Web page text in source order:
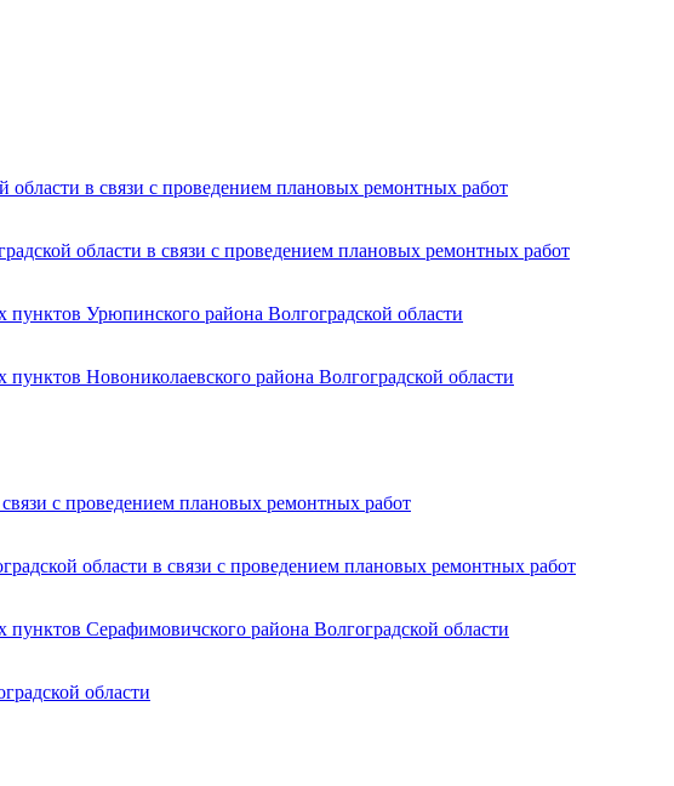
области в связи с проведением плановых ремонтных работ
области в связи с проведением плановых ремонтных работ
Урюпинского района Волгоградской области
Новониколаевского района Волгоградской области
с проведением плановых ремонтных работ
области в связи с проведением плановых ремонтных работ
Серафимовичского района Волгоградской области
области